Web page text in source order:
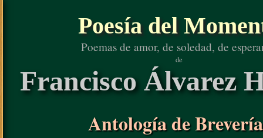
Poesía del
Poemas de amor, de soledad, de
de
Francisco Álvarez
Antología de